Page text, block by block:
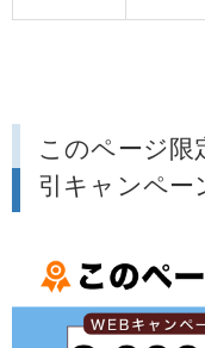
このページ限
引キャンペー